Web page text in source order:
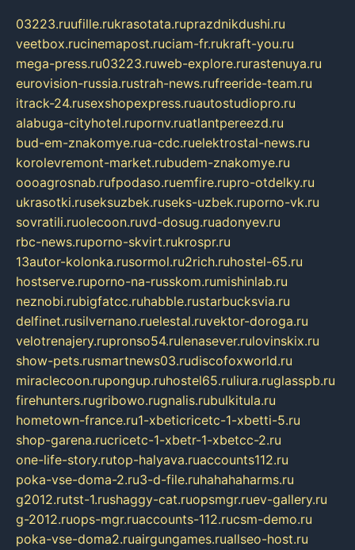
03223.ruufille.rukrasotata.ruprazdnikdushi.ru
veetbox.rucinemapost.ruciam-fr.rukraft-you.ru
mega-press.ru03223.ruweb-explore.rurastenuya.ru
eurovision-russia.rustrah-news.rufreeride-team.ru
itrack-24.rusexshopexpress.ruautostudiopro.ru
alabuga-cityhotel.rupornv.ruatlantpereezd.ru
bud-em-znakomye.rua-cdc.ruelektrostal-news.ru
korolevremont-market.rubudem-znakomye.ru
oooagrosnab.rufpodaso.ruemfire.rupro-otdelky.ru
ukrasotki.ruseksuzbek.ruseks-uzbek.ruporno-vk.ru
sovratili.ruolecoon.ruvd-dosug.ruadonyev.ru
rbc-news.ruporno-skvirt.rukrospr.ru
13autor-kolonka.rusormol.ru2rich.ruhostel-65.ru
hostserve.ruporno-na-russkom.rumishinlab.ru
neznobi.rubigfatcc.ruhabble.rustarbucksvia.ru
delfinet.rusilvernano.ruelestal.ruvektor-doroga.ru
velotrenajery.rupronso54.rulenasever.rulovinskix.ru
show-pets.rusmartnews03.rudiscofoxworld.ru
miraclecoon.rupongup.ruhostel65.ruliura.ruglasspb.ru
firehunters.rugribowo.rugnalis.rubulkitula.ru
hometown-france.ru1-xbeticricetc-1-xbetti-5.ru
shop-garena.rucricetc-1-xbetr-1-xbetcc-2.ru
one-life-story.rutop-halyava.ruaccounts112.ru
poka-vse-doma-2.ru3-d-file.ruhahahaharms.ru
g2012.rutst-1.rushaggy-cat.ruopsmgr.ruev-gallery.ru
g-2012.ruops-mgr.ruaccounts-112.rucsm-demo.ru
poka-vse-doma2.ruairgungames.ruallseo-host.ru